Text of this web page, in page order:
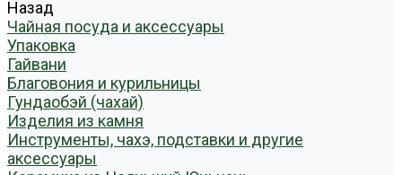
Назад
Чайная посуда и аксессуары
Упаковка
Гайвани
Благовония и курильницы
Гундаобэй (чахай)
Изделия из камня
Инструменты, чахэ, подставки и другие
аксессуары